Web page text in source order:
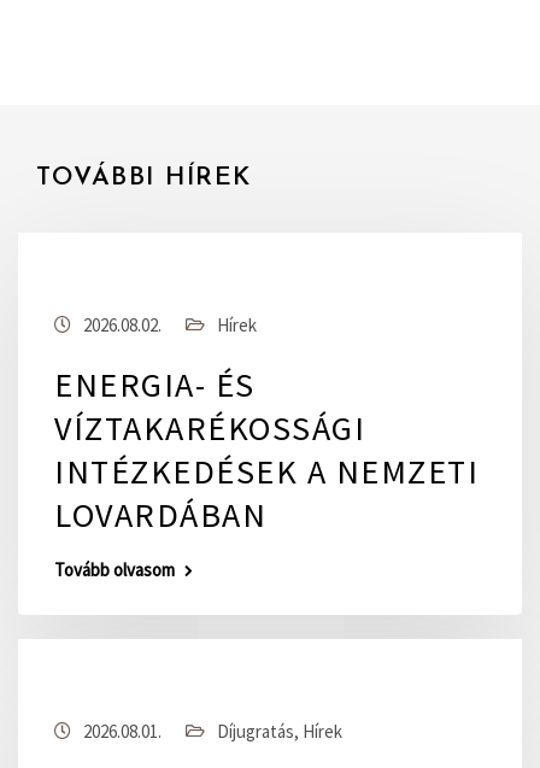
TOVÁBBI HÍREK
2026.08.02. Hírek
ENERGIA- ÉS
VÍZTAKARÉKOSSÁGI
INTÉZKEDÉSEK A NEMZETI
LOVARDÁBAN
Tovább olvasom
2026.08.01. Díjugratás, Hírek